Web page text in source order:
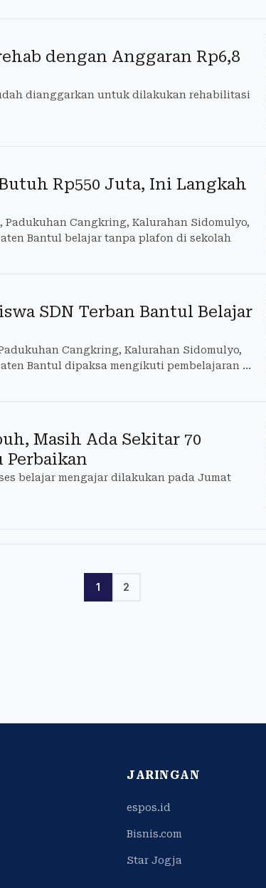
dengan Anggaran Rp6,8
dianggarkan untuk dilakukan rehabilitasi
Rp550 Juta, Ini Langkah
Padukuhan Cangkring, Kalurahan Sidomulyo,
Bantul belajar tanpa plafon di sekolah
SDN Terban Bantul Belajar
Cangkring, Kalurahan Sidomulyo,
Bantul dipaksa mengikuti pembelajaran di
Masih Ada Sekitar 70
Perbaikan
belajar mengajar dilakukan pada Jumat
1 2
JARINGAN
espos.id
Bisnis.com
Star Jogja